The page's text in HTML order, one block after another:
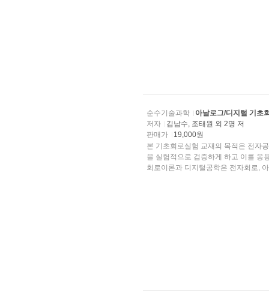
순수기술과학
아날로그/디지털 기초
저자
김남수, 조태원 외 2명 저
판매가
19,000원
본 기초회로실험 교재의 목적은 전자공학 분야의 초석이 되는 회로이론과 디지털공학의 핵심내용
을 실험적으로 검증하게 하고 이를 응용한 설계능력을 키우는데 있
회로이론과 디지털공학은 전자회로,